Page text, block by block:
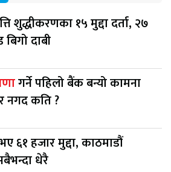
शुद्धीकरणका १५ मुद्दा दर्ता, २७
दाबी
गर्ने पहिलो बैंक बन्यो कामना
नगद कति ?
६१ हजार मुद्दा, काठमाडौं
धेरै